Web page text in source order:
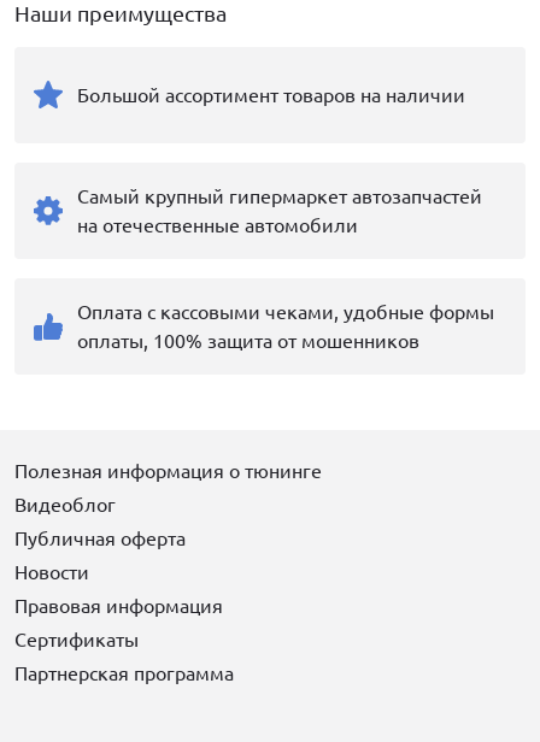
Наши преимущества
Большой ассортимент товаров на наличии
Самый крупный гипермаркет автозапчастей
на отечественные автомобили
Оплата с кассовыми чеками, удобные формы
оплаты, 100% защита от мошенников
Полезная информация о тюнинге
Видеоблог
Публичная оферта
Новости
Правовая информация
Сертификаты
Партнерская программа